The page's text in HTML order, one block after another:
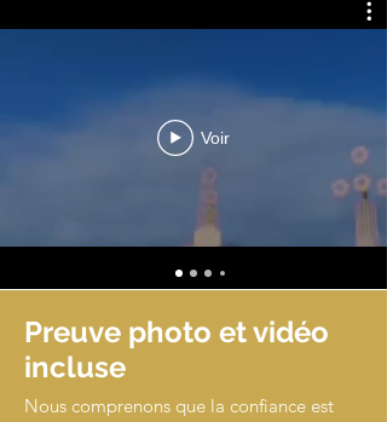
Voir
Preuve photo et vidéo
incluse
Nous comprenons que la confiance est